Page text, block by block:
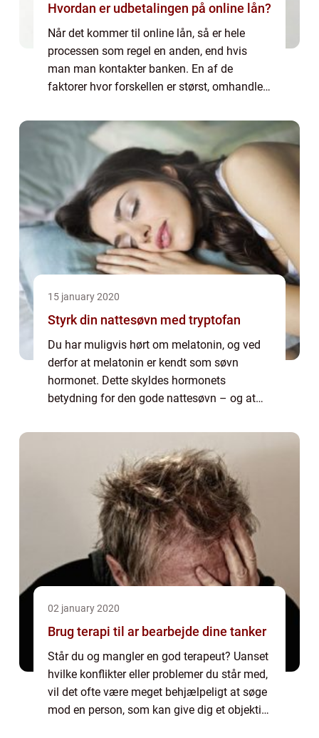
Hvordan er udbetalingen på online lån?
Når det kommer til online lån, så er hele
processen som regel en anden, end hvis
man man kontakter banken. En af de
faktorer hvor forskellen er størst, omhandler
findes online,...
15 january 2020
Styrk din nattesøvn med tryptofan
Du har muligvis hørt om melatonin, og ved
derfor at melatonin er kendt som søvn
hormonet. Dette skyldes hormonets
betydning for den gode nattesøvn – og at
om natten, hvor det er mørkt. Men vidste du,
02 january 2020
Brug terapi til ar bearbejde dine tanker
Står du og mangler en god terapeut? Uanset
hvilke konflikter eller problemer du står med,
vil det ofte være meget behjælpeligt at søge
mod en person, som kan give dig et objektivt